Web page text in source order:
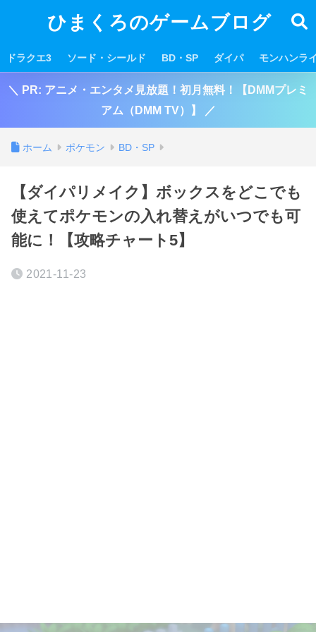
ひまくろのゲームブログ
ドラクエ3 ソード・シールド BD・SP ダイパ モンハンラ
＼ PR: アニメ・エンタメ見放題！初月無料！【DMMプレミ
アム（DMM TV）】 ／
ホーム ポケモン BD・SP
【ダイパリメイク】ボックスをどこでも
使えてポケモンの入れ替えがいつでも可
能に！【攻略チャート5】
2021-11-23